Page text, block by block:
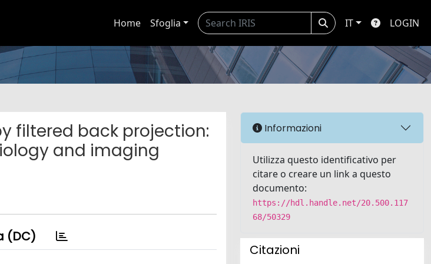
Home Sfoglia IT LOGIN
filtered back projection:
and imaging
(DC)
Informazioni
Utilizza questo identificativo per
citare o creare un link a questo
documento:
https://hdl.handle.net/20.500.117
68/50329
Citazioni